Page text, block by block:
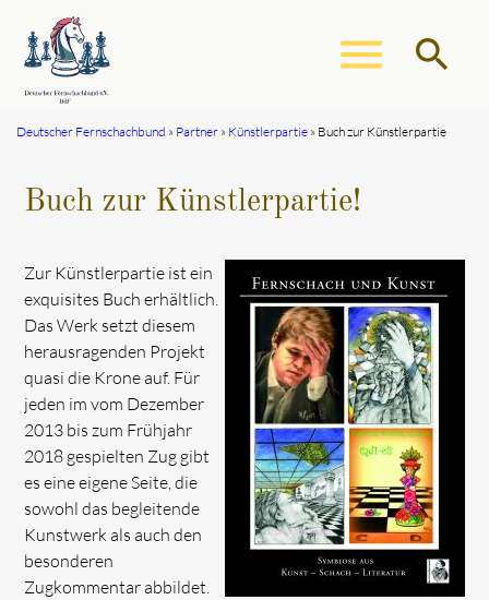
menu search
Deutscher Fernschachbund Partner Künstlerpartie Buch zur Künstlerpartie
Buch zur Künstlerpartie!
Zur Künstlerpartie ist ein
exquisites Buch erhältlich.
Das Werk setzt diesem
herausragenden Projekt
quasi die Krone auf. Für
jeden im vom Dezember
2013 bis zum Frühjahr
2018 gespielten Zug gibt
es eine eigene Seite, die
sowohl das begleitende
Kunstwerk als auch den
besonderen
Zugkommentar abbildet.